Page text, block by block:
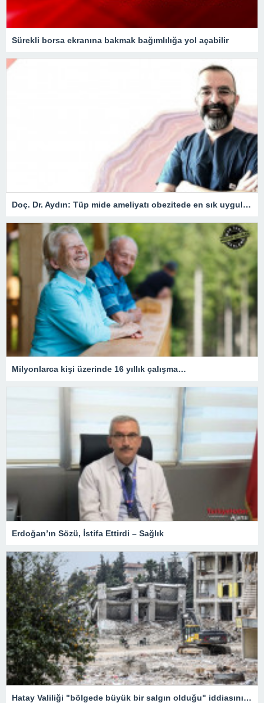
Sürekli borsa ekranına bakmak bağımlılığa yol açabilir
Doç. Dr. Aydın: Tüp mide ameliyatı obezitede en sık uygulanan yöntem
Milyonlarca kişi üzerinde 16 yıllık çalışma…
Erdoğan’ın Sözü, İstifa Ettirdi – Sağlık
Hatay Valiliği "bölgede büyük bir salgın olduğu" iddiasını yalanladı